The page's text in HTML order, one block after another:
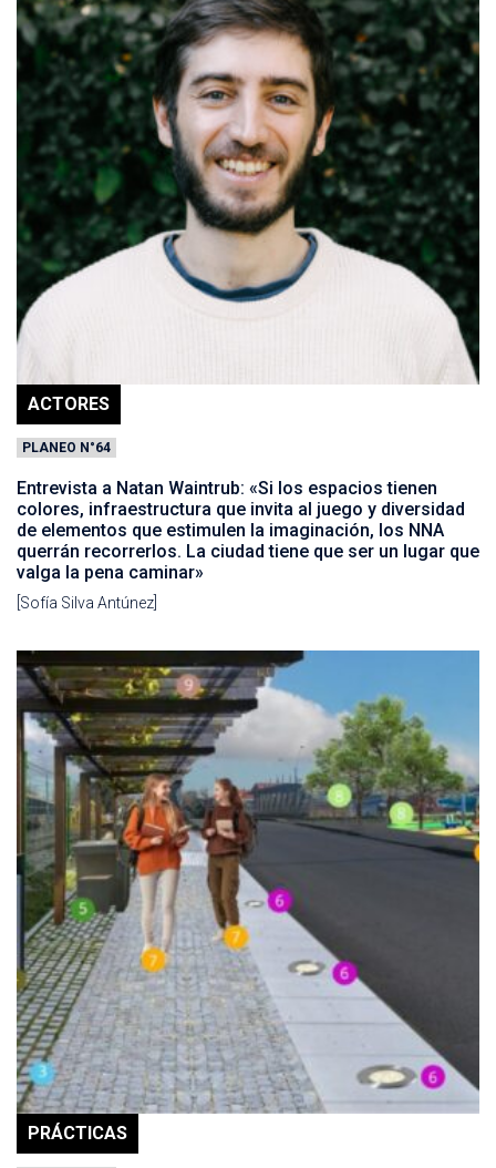
ACTORES
PLANEO N°64
Entrevista a Natan Waintrub: «Si los espacios tienen
colores, infraestructura que invita al juego y diversidad
de elementos que estimulen la imaginación, los NNA
querrán recorrerlos. La ciudad tiene que ser un lugar que
valga la pena caminar»
[Sofía Silva Antúnez]
PRÁCTICAS